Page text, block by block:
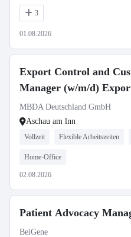
3
01.08.2026
Export Control and
Manager (w/m/d)
MBDA Deutschland GmbH
Aschau am lnn
Vollzeit Flexible Arbeitszeiten
Home-Office
02.08.2026
Patient Advocacy
BeiGene